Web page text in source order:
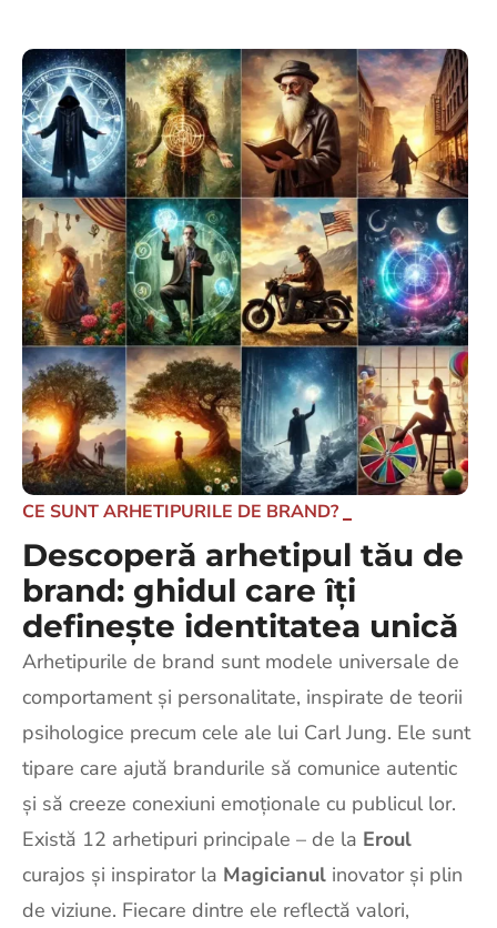
CE SUNT ARHETIPURILE DE BRAND?
Descoperă arhetipul tău de
brand: ghidul care îți
definește identitatea unică
Arhetipurile de brand sunt modele universale de
comportament și personalitate, inspirate de teorii
psihologice precum cele ale lui Carl Jung. Ele sunt
tipare care ajută brandurile să comunice autentic
și să creeze conexiuni emoționale cu publicul lor.
Există 12 arhetipuri principale – de la Eroul
curajos și inspirator la Magicianul inovator și plin
de viziune. Fiecare dintre ele reflectă valori,